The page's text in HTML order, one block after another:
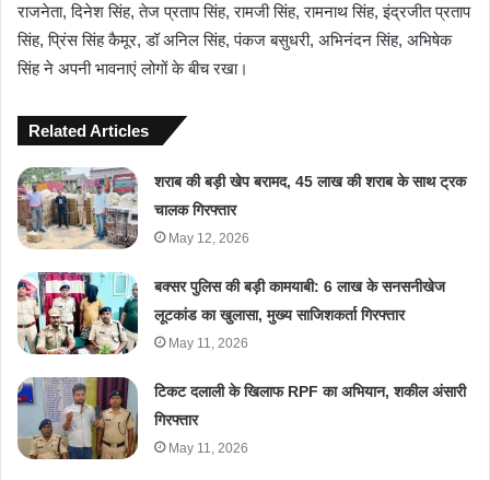
राजनेता, दिनेश सिंह, तेज प्रताप सिंह, रामजी सिंह, रामनाथ सिंह, इंद्रजीत प्रताप
सिंह, प्रिंस सिंह कैमूर, डॉ अनिल सिंह, पंकज बसुधरी, अभिनंदन सिंह, अभिषेक
सिंह ने अपनी भावनाएं लोगों के बीच रखा।
Related Articles
शराब की बड़ी खेप बरामद, 45 लाख की शराब के साथ ट्रक
चालक गिरफ्तार
May 12, 2026
बक्सर पुलिस की बड़ी कामयाबी: 6 लाख के सनसनीखेज
लूटकांड का खुलासा, मुख्य साजिशकर्ता गिरफ्तार
May 11, 2026
टिकट दलाली के खिलाफ RPF का अभियान, शकील अंसारी
गिरफ्तार
May 11, 2026